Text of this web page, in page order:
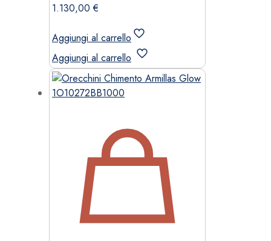
1.130,00€
Aggiungi al carrello
Aggiungi al carrello